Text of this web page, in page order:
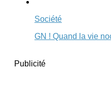
Société
GN ! Quand la vie
Publicité